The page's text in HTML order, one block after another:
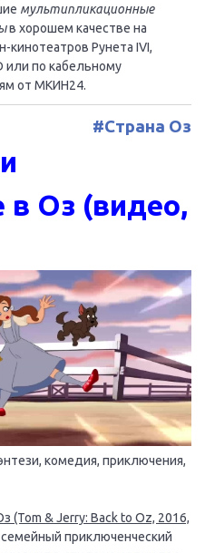
мультипликационные
в хорошем качестве на
кинотеатров Рунета IVI,
или по кабельному
от МКИН24.
#Страна Оз
в Оз (видео,
комедия, приключения,
& Jerry: Back to Oz, 2016,
приключенческий